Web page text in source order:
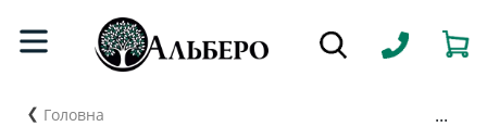
Головна ...